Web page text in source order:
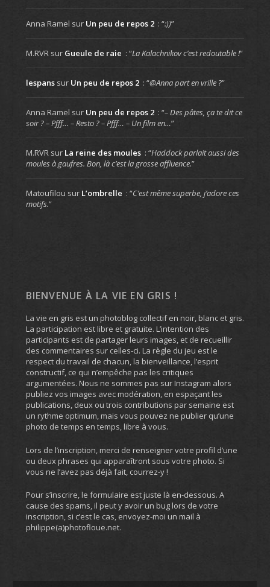
Anna Ramel sur Un peu de repos 2 : “:))”
M.RVRsur Gueule de raie : “La Kalachnikov c’est redoutable !”
lespanssur Un peu de repos 2 : “@Anna part en vrille ?”
Anna Ramel sur Un peu de repos 2 : “– Des pâtes, ça te dit ce
soir ? – Pfff… – Resto ? – Pfff… – Un film en…”
M.RVRsur La reine des moules : “Haddock parlait aussi des
moules à gaufres. Bon, là c’est la grosse affluence.”
Matoufilou sur L’ombrelle : “C’est même superbe, j’adore ces
motifs.”
BIENVENUE À LA VIE EN GRIS !
La vie en gris est un photoblog collectif en noir, blanc et gris.
La participation est libre et gratuite. L’intention des
participants est de partager leurs images, et de recueillir
des commentaires sur celles-ci. La règle du jeu est le
respect du travail de chacun, la bienveillance, l’esprit
constructif, ce qui n’empêche pas les critiques
argumentées. Nous ne sommes pas sur Instagram alors
publiez vos images avec modération, en espaçant les
publications, deux ou trois contributions par semaine est
un rythme optimum, mais vous pouvez ne publier qu’une
photo de temps en temps, libre à vous.
Lors de l’inscription, merci de renseigner votre profil d’une
ou deux phrases qui apparaîtront sous votre photo. Si
vous ne l’avez pas déjà fait, courrez-y !
Pour s’inscrire, le formulaire est juste là en-dessous. A
cause des spams, il peut y avoir un bug lors de votre
inscription, si c’est le cas, envoyez-moi un mail à
philippe(a)photofloue.net.